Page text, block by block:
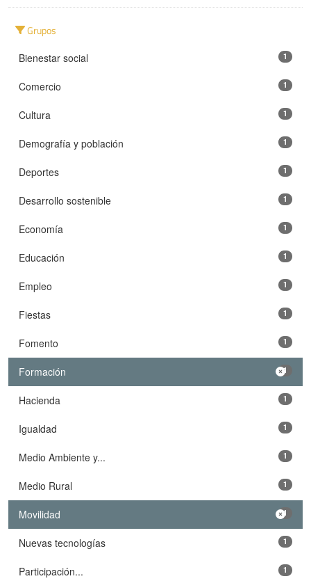
Grupos
Bienestar social 1
Comercio 1
Cultura 1
Demografía y población 1
Deportes 1
Desarrollo sostenible 1
Economía 1
Educación 1
Empleo 1
Fiestas 1
Fomento 1
Formación 1
Hacienda 1
Igualdad 1
Medio Ambiente y... 1
Medio Rural 1
Movilidad 1
Nuevas tecnologías 1
Participación... 1